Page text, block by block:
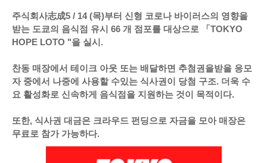
주식회사志成5 / 14 (목)부터 신형 코로나 바이러스의 영향을
받는 도쿄의 음식점 유시 66 개 점포를 대상으로 「TOKYO
HOPE LOTO "을 실시.
찬동 매장에서 테이크 아웃 또는 배달하면 추첨권을받을 응모
자 중에서 나중에 사용할 수있는 식사권이 당첨 구조. 더욱 수
요 활성화로 신속하게 음식점을 지원하는 것이 목적이다.
또한, 식사권 대금은 크라우드 펀딩으로 자금을 모아 매장은
무료로 참가 가능하다.